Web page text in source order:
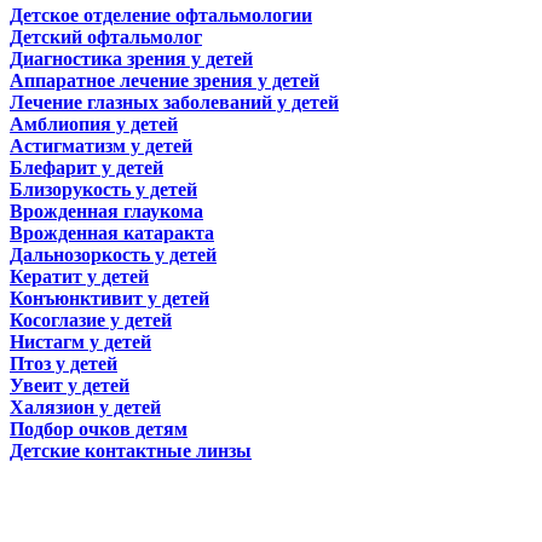
Детское отделение офтальмологии
Детский офтальмолог
Диагностика зрения у детей
Аппаратное лечение зрения у детей
Лечение глазных заболеваний у детей
Амблиопия у детей
Астигматизм у детей
Блефарит у детей
Близорукость у детей
Врожденная глаукома
Врожденная катаракта
Дальнозоркость у детей
Кератит у детей
Конъюнктивит у детей
Косоглазие у детей
Нистагм у детей
Птоз у детей
Увеит у детей
Халязион у детей
Подбор очков детям
Детские контактные линзы